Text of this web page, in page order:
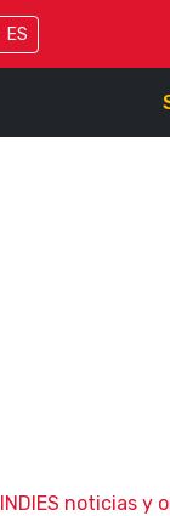
ES
INDIES noticias y